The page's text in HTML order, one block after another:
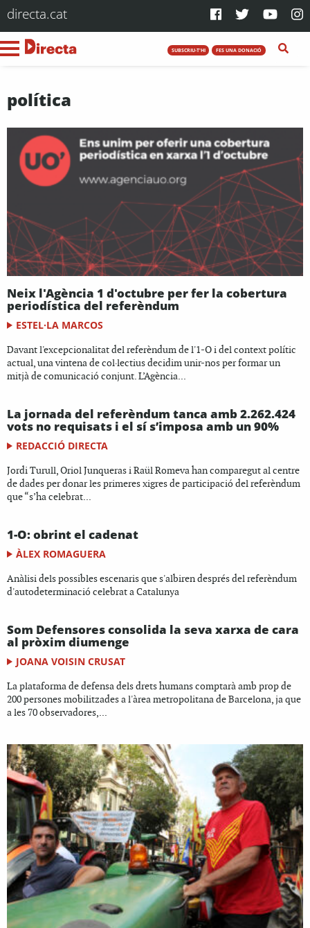
directa.cat
SUBSCRIU-T'HI FES UNA DONACIÓ
política
Neix l'Agència 1 d'octubre per fer la cobertura
periodística del referèndum
ESTEL·LA MARCOS
Davant l'excepcionalitat del referèndum de l'1-O i del context polític
actual, una vintena de col·lectius decidim unir-nos per formar un
mitjà de comunicació conjunt. L’Agència...
La jornada del referèndum tanca amb 2.262.424
vots no requisats i el sí s’imposa amb un 90%
REDACCIÓ DIRECTA
Jordi Turull, Oriol Junqueras i Raül Romeva han comparegut al centre
de dades per donar les primeres xigres de participació del referèndum
que “s’ha celebrat...
1-O: obrint el cadenat
ÀLEX ROMAGUERA
Anàlisi dels possibles escenaris que s'albiren després del referèndum
d'autodeterminació celebrat a Catalunya
Som Defensores consolida la seva xarxa de cara
al pròxim diumenge
JOANA VOISIN CRUSAT
La plataforma de defensa dels drets humans comptarà amb prop de
200 persones mobilitzades a l'àrea metropolitana de Barcelona, ja que
a les 70 observadores,...